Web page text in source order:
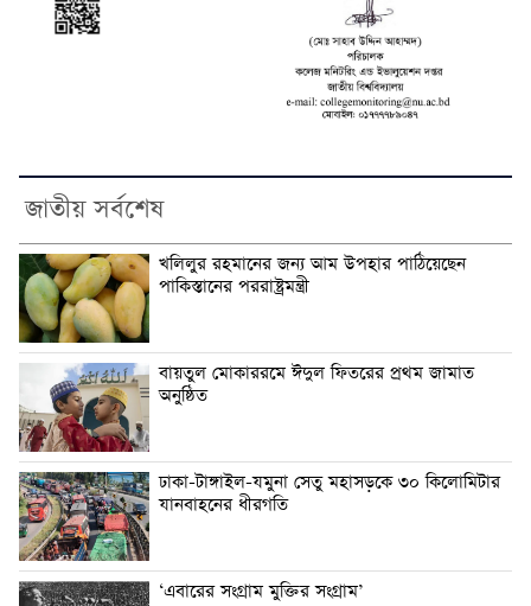
জাতীয় সর্বশেষ
খলিলুর রহমানের জন্য আম উপহার পা‌ঠি‌য়ে‌ছেন
পাকিস্তানের পররাষ্ট্রমন্ত্রী
বায়তুল মোকাররমে ঈদুল ফিতরের প্রথম জামাত
অনুষ্ঠিত
ঢাকা-টাঙ্গাইল-যমুনা সেতু মহাসড়কে ৩০ কিলো‌মিটার
যানবাহনের ধীরগতি
‘এবারের সংগ্রাম মুক্তির সংগ্রাম’